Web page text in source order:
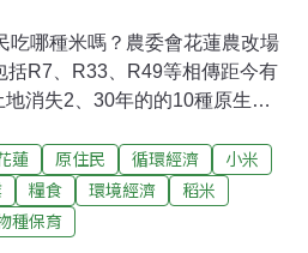
吃哪種米嗎？農委會花蓮農改場
括R7、R33、R49等相傳距今有
消失2、30年的的10種原生陸
種，農改場將追蹤11種稻作生
推廣給青農種植，盼能找回失
改場祕書宣大平指出，由於氣
農作從此消失，各地農改場都
蓮 原住民 循環經濟
小米
糧食 環境經濟
稻米
種保育